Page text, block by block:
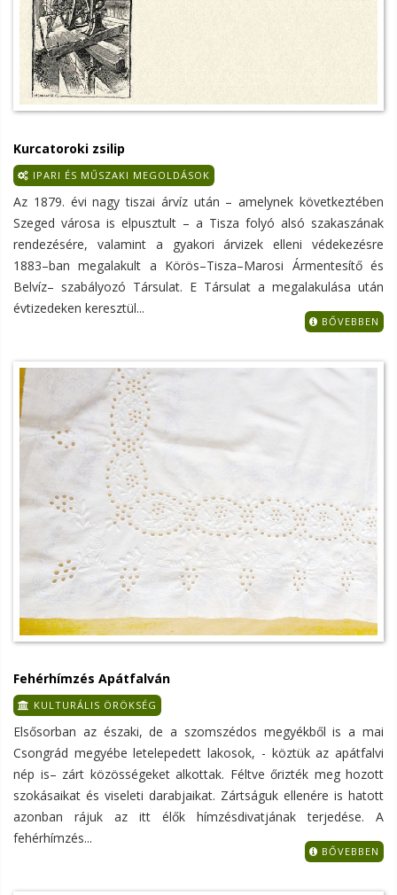
Kurcatoroki zsilip
IPARI ÉS MŰSZAKI MEGOLDÁSOK
Az 1879. évi nagy tiszai árvíz után – amelynek következtében
Szeged városa is elpusztult – a Tisza folyó alsó szakaszának
rendezésére, valamint a gyakori árvizek elleni védekezésre
1883–ban megalakult a Körös–Tisza–Marosi Ármentesítő és
Belvíz– szabályozó Társulat. E Társulat a megalakulása után
évtizedeken keresztül...
BŐVEBBEN
Fehérhímzés Apátfalván
KULTURÁLIS ÖRÖKSÉG
Elsősorban az északi, de a szomszédos megyékből is a mai
Csongrád megyébe letelepedett lakosok, - köztük az apátfalvi
nép is– zárt közösségeket alkottak. Féltve őrizték meg hozott
szokásaikat és viseleti darabjaikat. Zártságuk ellenére is hatott
azonban rájuk az itt élők hímzésdivatjának terjedése. A
fehérhímzés...
BŐVEBBEN